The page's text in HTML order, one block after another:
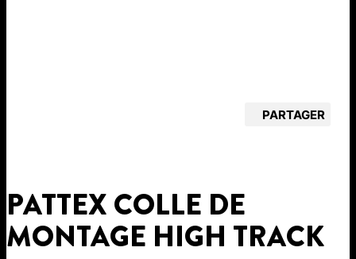
PARTAGER
PATTEX COLLE DE
MONTAGE HIGH TRACK